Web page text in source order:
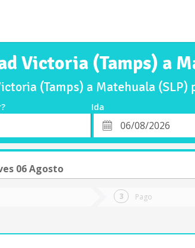
Victoria (Tamps) a
(Tamps) a Matehuala
Ida
Fecha
de
06 Agosto
Pago